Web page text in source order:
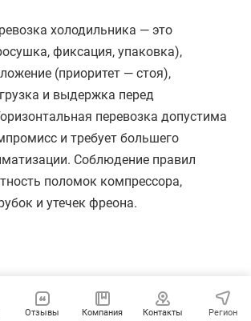
холодильника — это
фиксация, упаковка),
(приоритет — стоя),
и выдержка перед
перевозка допустима
и требует большего
Соблюдение правил
поломок компрессора,
и утечек фреона.
Отзывы Компания Контакты Регион